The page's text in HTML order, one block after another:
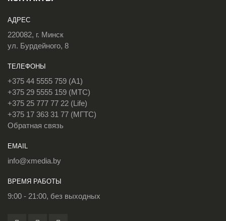
АДРЕС
220082, г. Минск
ул. Бурдейного, 8
ТЕЛЕФОНЫ
+375 44 5555 759 (A1)
+375 29 5555 159 (МТС)
+375 25 777 77 22 (Life)
+375 17 363 31 77 (МГТС)
Обратная связь
EMAIL
info@xmedia.by
ВРЕМЯ РАБОТЫ
9:00 - 21:00, без выходных